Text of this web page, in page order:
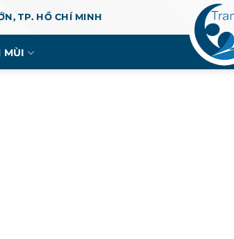
TP. HỒ CHÍ MINH
MÙI